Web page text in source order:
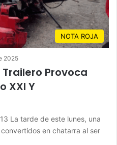
NOTA ROJA
2025
Provoca
XXI Y
La tarde de este lunes, una
en chatarra al ser